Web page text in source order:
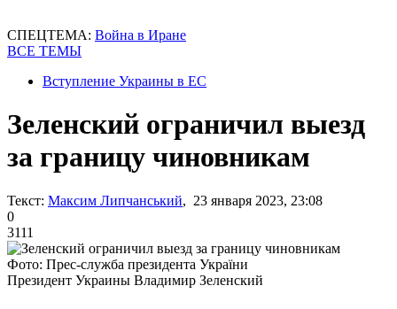
СПЕЦТЕМА: Война в Иране
ВСЕ ТЕМЫ
Вступление Украины в ЕС
Зеленский ограничил выезд
за границу чиновникам
Текст: Максим Липчанський, 23 января 2023, 23:08
0
3111
Фото: Прес-служба президента України
Президент Украины Владимир Зеленский